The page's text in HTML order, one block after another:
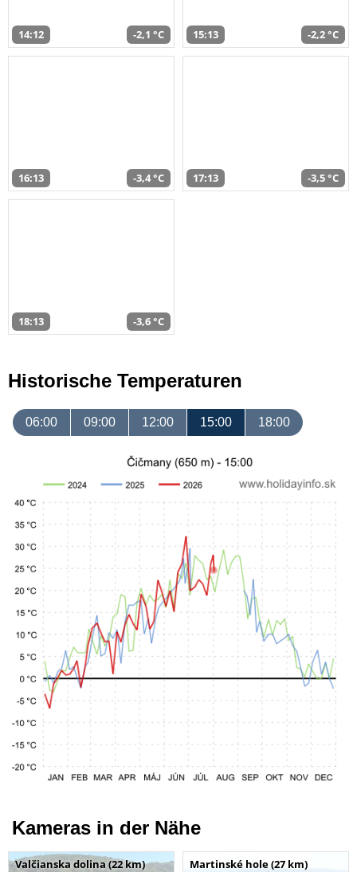
14:12 -2,1 °C 15:13 -2,2 °C
16:13 -3,4 °C 17:13 -3,5 °C
18:13 -3,6 °C
Historische Temperaturen
06:00 09:00 12:00 15:00 18:00
Kameras in der Nähe
Valčianska dolina (22 km) Martinské hole (27 km)